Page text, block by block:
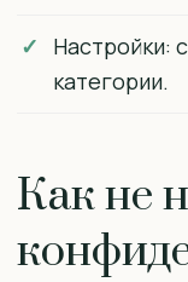
Настройки:
категории.
Как не